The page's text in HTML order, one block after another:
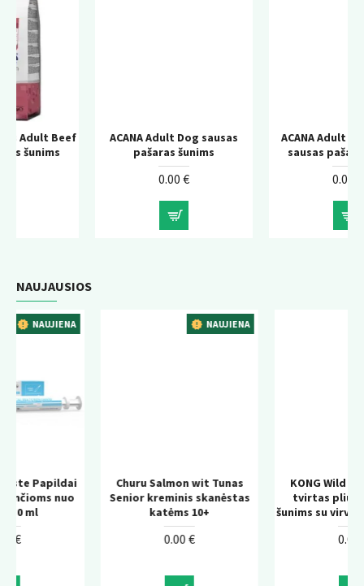
ACANA Adult Dog sausas
pašaras šunims
ACANA Adult Large Breed
sausas pašaras šunims
NAUJAUSIOS
NAUJIENA
Churu Salmon wit Tunas
Senior kreminis skanėstas
katėms 10+
KONG Wild Knots Bear –
tvirtas pliušinis žaislas
šunims su virvės